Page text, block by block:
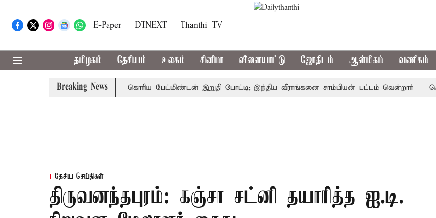
E-Paper DTNEXT Thanthi TV
தமிழகம் தேசியம் உலகம் சினிமா விளையாட்டு ஜோதிடம் ஆன்மிகம் வணிகம்
Breaking News
மழை பெய்ய வாய்ப்பு கொரிய பேட்மிண்டன் இறுதி போட்டி; இந்திய வீராங்கனை சாம்பியன் பட்டம் வென்றார்
தேசிய செய்திகள்
திருவனந்தபுரம்: கஞ்சா சட்னி தயாரித்த ஐ.டி.